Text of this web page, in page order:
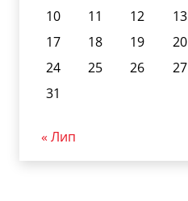
10
11 12 13
17
18 19 20
24
25 26 27
31
« Лип